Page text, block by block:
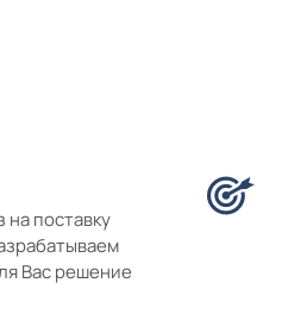
на поставку
Вас решение